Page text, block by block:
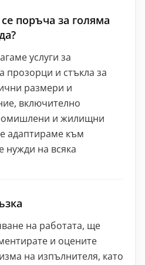
поръча за голяма
услуги за
прозорци и стъкла за
размери и
включително
и жилищни
адаптираме към
нужди на всяка
на работата, ще
и оцените
на изпълнителя, като